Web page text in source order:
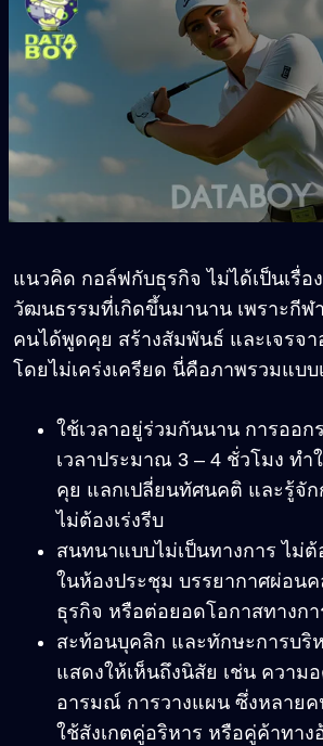
แนวคิด กอล์ฟกับธุรกิจ ไม่ได้เป็นเรื่อ
วัฒนธรรมที่เกิดขึ้นมานาน เพราะกีฬ
คนได้พูดคุย สร้างสัมพันธ์ และเจรจา
โดยไม่เคร่งเครียด นี่คือภาพรวมแบบ
ใช้เวลาอยู่ร่วมกันนาน การออก
เวลาประมาณ 3 – 4 ชั่วโมง ทำ
คุย แลกเปลี่ยนทัศนคติ และรู้จั
ไม่ต้องเร่งรีบ
สนทนาแบบไม่เป็นทางการ ไม่
ในห้องประชุม บรรยากาศผ่อน
ธุรกิจ หรือต่อยอดโอกาสทางกา
สะท้อนบุคลิก และทักษะการบริ
แสดงให้เห็นถึงนิสัย เช่น ความ
อารมณ์ การวางแผน ซึ่งหลายค
ใช้สังเกตคู่อริหาร หรือคู่ค้าทาง